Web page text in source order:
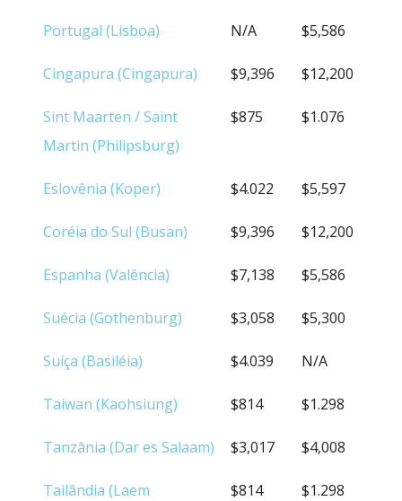
Portugal (Lisboa) N/A $5,586
Cingapura (Cingapura) $9,396 $12,200
Sint Maarten / Saint
Martin (Philipsburg)
$875 $1.076
Eslovênia (Koper) $4.022 $5,597
Coréia do Sul (Busan) $9,396 $12,200
Espanha (Valência) $7,138 $5,586
Suécia (Gothenburg) $3,058 $5,300
Suíça (Basiléia) $4.039 N/A
Taiwan (Kaohsiung) $814 $1.298
Tanzânia (Dar es Salaam) $3,017 $4,008
Tailândia (Laem
$814 $1.298